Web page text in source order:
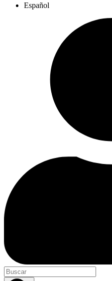
Español